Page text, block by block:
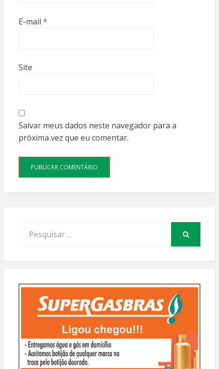
E-mail *
Site
Salvar meus dados neste navegador para a
próxima vez que eu comentar.
por: